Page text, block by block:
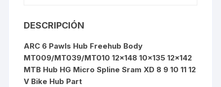
DESCRIPCIÓN
ARC 6 Pawls Hub Freehub Body
MT009/MT039/MT010 12×148 10×135 12×142
MTB Hub HG Micro Spline Sram XD 8 9 10 11 12
V Bike Hub Part